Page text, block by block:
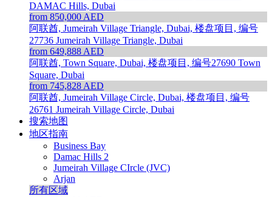
DAMAC Hills, Dubai
from 850,000 AED
阿联酋, Jumeirah Village Triangle, Dubai, 楼盘项目, 编号
27736 Jumeirah Village Triangle, Dubai
from 649,888 AED
阿联酋, Town Square, Dubai, 楼盘项目, 编号27690 Town
Square, Dubai
from 745,828 AED
阿联酋, Jumeirah Village Circle, Dubai, 楼盘项目, 编号
26761 Jumeirah Village Circle, Dubai
搜索地图
地区指南
Business Bay
Damac Hills 2
Jumeirah Village CIrcle (JVC)
Arjan
所有区域